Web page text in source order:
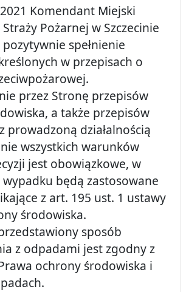
Komendant Miejski
Pożarnej w Szczecinie
spełnienie
w przepisach o
przez Stronę przepisów
a także przepisów
prowadzoną działalnością
wszystkich warunków
jest obowiązkowe, w
będą zastosowane
z art. 195 ust. 1 ustawy
środowiska.
sposób
z odpadami jest zgodny z
ochrony środowiska i